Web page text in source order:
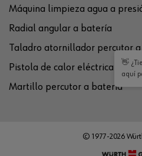
Máquina limpieza agua a
Radial angular a batería
Taladro atornillador percutor
Pistola de calor eléctrica
Martillo percutor a batería
© 1977-2026
👋
aquí